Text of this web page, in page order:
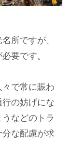
所ですが、
要です。
で常に賑わ
の妨げにな
などのトラ
な配慮が求